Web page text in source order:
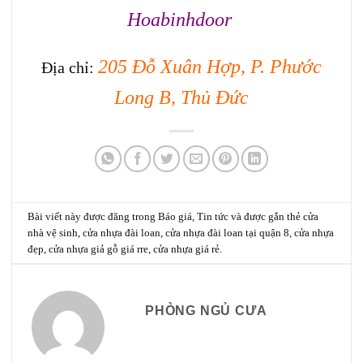
Hoabinhdoor
Địa chỉ: 205 Đỗ Xuân Hợp, P. Phước
Long B, Thủ Đức
Bài viết này được đăng trongBáo giá ,Tin tức và được gắn thẻcửa
nhà vệ sinh ,cửa nhựa đài loan ,cửa nhựa đài loan tại quận 8 ,cửa nhựa
đẹp ,cửa nhựa giả gỗ giá rre ,cửa nhựa giá rẻ
PHÒNG NGỦ CƯA